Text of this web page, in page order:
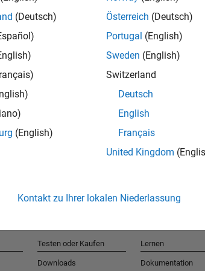
(Deutsch)
(English)
Österreich (Deutsch)
Portugal (English)
Sweden (English)
Switzerland
Deutsch
English
Français
United Kingdom
Kontakt zu Ihrer lokalen Niederlassung
Testen oder Kaufen
Downloads
Lernen
Dokumentation